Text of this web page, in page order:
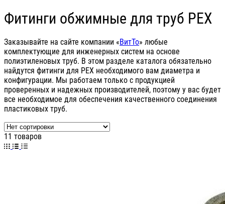
Фитинги обжимные для труб PEX
Заказывайте на сайте компании «ВитТо» любые
комплектующие для инженерных систем на основе
полиэтиленовых труб. В этом разделе каталога обязательно
найдутся фитинги для PEX необходимого вам диаметра и
конфигурации. Мы работаем только с продукцией
проверенных и надежных производителей, поэтому у вас будет
все необходимое для обеспечения качественного соединения
пластиковых труб.
11 товаров